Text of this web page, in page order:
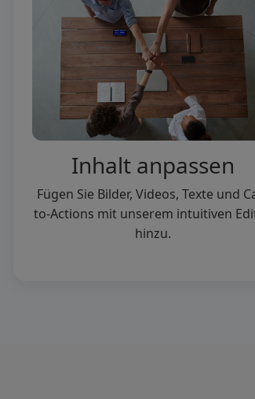
Inhalt anpassen
Fügen Sie Bilder, Videos, Texte und
to-Actions mit unserem intuitiven
hinzu.